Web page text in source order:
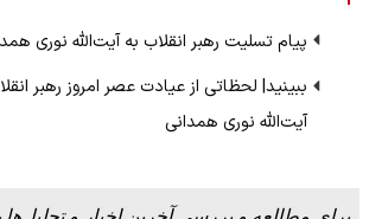
پیام تسلیت رهبر انقلاب به آیت‌الله نوری
ببینید| لحظاتی از عیادت عصر امروز رهبر
آیت‌الله نوری همدانی